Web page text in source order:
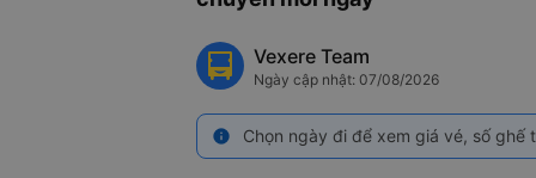
Vexere Team
Ngày cập nhật: 07/08/2026
info Chọn ngày đi để xem giá vé, số